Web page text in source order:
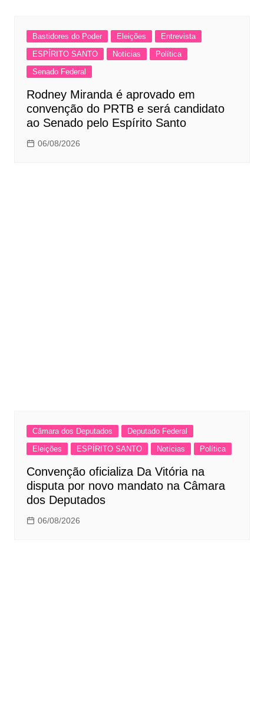
Bastidores do Poder Eleições
Entrevista
ESPÍRITO SANTO
Notícias
Política
Senado Federal
Rodney Miranda é aprovado em
convenção do PRTB e será candidato
ao Senado pelo Espírito Santo
06/08/2026
Câmara dos Deputados
Deputado Federal
Eleições
ESPÍRITO SANTO Notícias Política
Convenção oficializa Da Vitória na
disputa por novo mandato na Câmara
dos Deputados
06/08/2026